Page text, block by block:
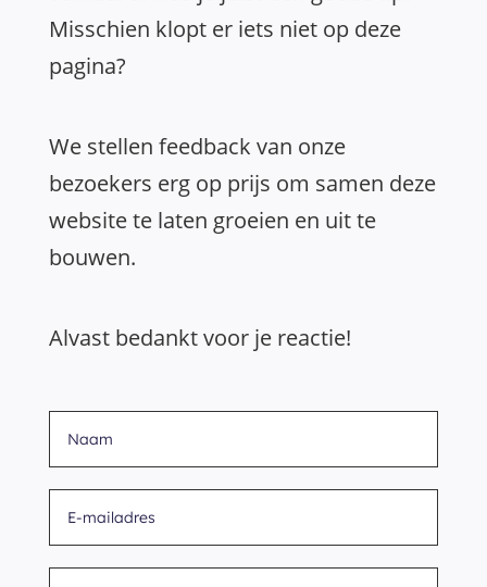
Misschien klopt er iets niet op deze
pagina?
We stellen feedback van onze
bezoekers erg op prijs om samen deze
website te laten groeien en uit te
bouwen.
Alvast bedankt voor je reactie!